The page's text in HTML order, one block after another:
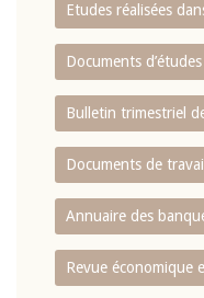
Etudes réalisées
Documents
Bulletin trimestriel
Documents de travail
Annuaire des
Revue économique